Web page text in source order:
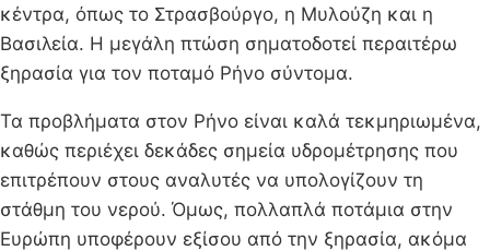
κέντρα, όπως το Στρασβούργο, η Μυλούζη και η
Βασιλεία. Η μεγάλη πτώση σηματοδοτεί περαιτέρω
ξηρασία για τον ποταμό Ρήνο σύντομα.
Τα προβλήματα στον Ρήνο είναι καλά τεκμηριωμένα,
καθώς περιέχει δεκάδες σημεία υδρομέτρησης που
επιτρέπουν στους αναλυτές να υπολογίζουν τη
στάθμη του νερού. Όμως, πολλαπλά ποτάμια στην
Ευρώπη υποφέρουν εξίσου από την ξηρασία, ακόμα